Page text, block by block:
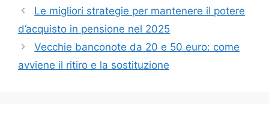
Le migliori strategie per mantenere il potere
d’acquisto in pensione nel 2025
Vecchie banconote da 20 e 50 euro: come
avviene il ritiro e la sostituzione